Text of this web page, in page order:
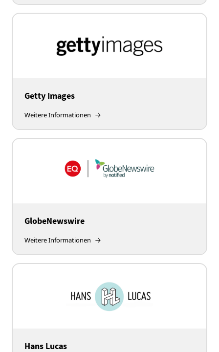
Getty Images
Weitere Informationen
GlobeNewswire
Weitere Informationen
Hans Lucas